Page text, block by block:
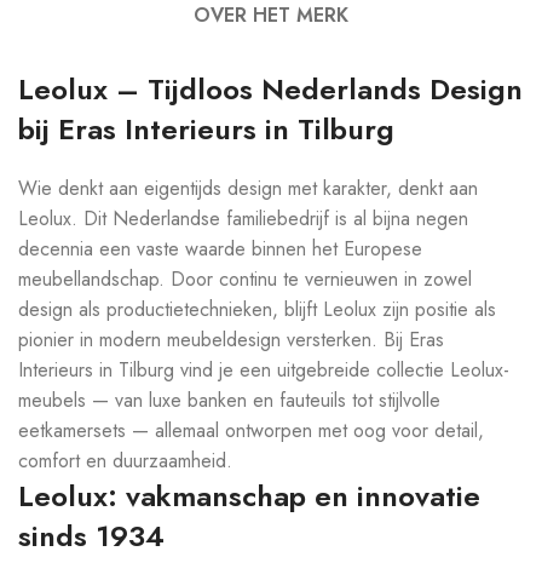
OVER HET MERK
Leolux – Tijdloos Nederlands Design
bij Eras Interieurs in Tilburg
Wie denkt aan eigentijds design met karakter, denkt aan
Leolux. Dit Nederlandse familiebedrijf is al bijna negen
decennia een vaste waarde binnen het Europese
meubellandschap. Door continu te vernieuwen in zowel
design als productietechnieken, blijft Leolux zijn positie als
pionier in modern meubeldesign versterken. Bij Eras
Interieurs in Tilburg vind je een uitgebreide collectie Leolux-
meubels — van luxe banken en fauteuils tot stijlvolle
eetkamersets — allemaal ontworpen met oog voor detail,
comfort en duurzaamheid.
Leolux: vakmanschap en innovatie
sinds 1934